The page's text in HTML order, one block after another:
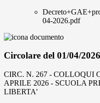
04-2026.pdf
Circolare del 01/04/2026
CIRC. N. 267 - COLLOQUI
APRILE 2026 - SCUOLA
LIBERTA'